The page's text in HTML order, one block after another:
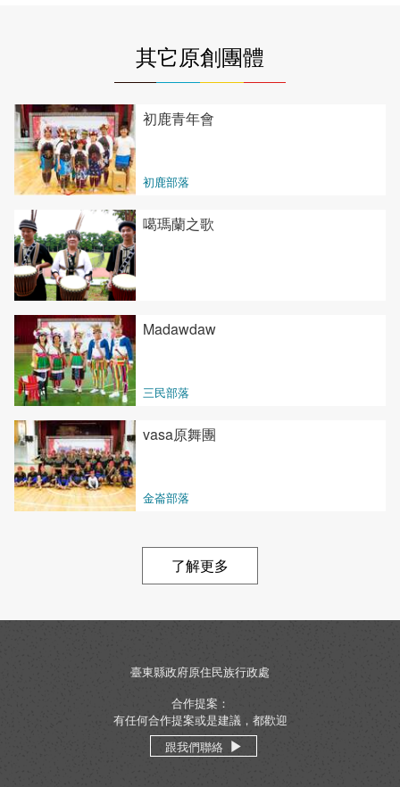
其它原創團體
初鹿青年會
初鹿部落
噶瑪蘭之歌
Madawdaw
三民部落
vasa原舞團
金崙部落
了解更多
臺東縣政府原住民族行政處
合作提案：
有任何合作提案或是建議，都歡迎
跟我們聯絡